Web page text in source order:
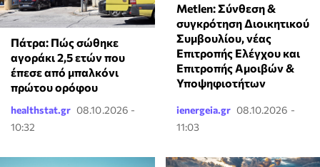
Πάτρα: Πώς σώθηκε
αγοράκι 2,5 ετών που
έπεσε από μπαλκόνι
πρώτου ορόφου
healthstat.gr 08.10.2026 -
10:32
Metlen: Σύνθεση &
συγκρότηση Διοικητικού
Συμβουλίου, νέας
Επιτροπής Ελέγχου και
Επιτροπής Αμοιβών &
Υποψηφιοτήτων
ienergeia.gr 08.10.2026 -
11:03